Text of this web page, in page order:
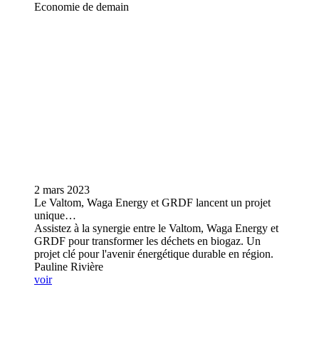
Economie de demain
2 mars 2023
Le Valtom, Waga Energy et GRDF lancent un projet
unique…
Assistez à la synergie entre le Valtom, Waga Energy et
GRDF pour transformer les déchets en biogaz. Un
projet clé pour l'avenir énergétique durable en région.
Pauline Rivière
voir